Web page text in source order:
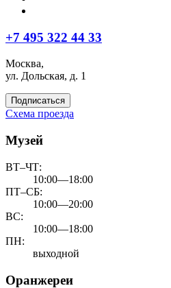
+7 495 322 44 33
Москва,
ул. Дольская, д. 1
Подписаться
Схема проезда
Музей
ВТ–ЧТ:
10:00—18:00
ПТ–СБ:
10:00—20:00
ВС:
10:00—18:00
ПН:
выходной
Оранжереи